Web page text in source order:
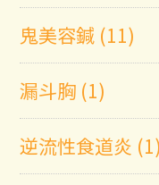
鬼美容鍼 (11)
漏斗胸 (1)
逆流性食道炎 (1)